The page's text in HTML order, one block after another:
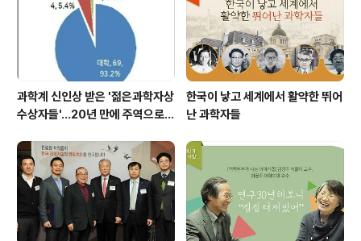
과학계 신인상 받은 '젊은과학자상
수상자들'…20년 만에 주역으로
한국이 낳고 세계에서 활약한 뛰어
난 과학자들